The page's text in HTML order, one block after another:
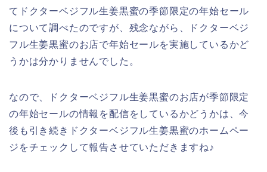
てドクターベジフル生姜黒蜜の季節限定の年始セール
について調べたのですが、残念ながら、ドクターベジ
フル生姜黒蜜のお店で年始セールを実施しているかど
うかは分かりませんでした。
なので、ドクターベジフル生姜黒蜜のお店が季節限定
の年始セールの情報を配信をしているかどうかは、今
後も引き続きドクターベジフル生姜黒蜜のホームペー
ジをチェックして報告させていただきますね♪